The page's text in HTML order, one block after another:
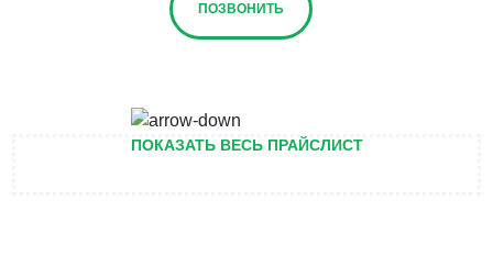
ПОЗВОНИТЬ
ПОКАЗАТЬ ВЕСЬ ПРАЙСЛИСТ